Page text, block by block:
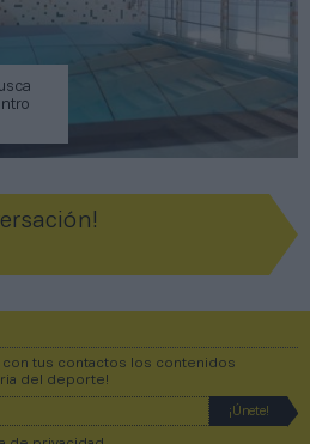
con tus contactos los contenidos
del deporte!